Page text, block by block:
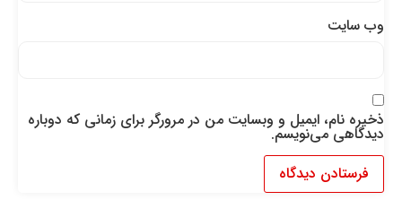
وب‌ سایت
ذخیره نام، ایمیل و وبسایت من در مرورگر برای زمانی که دوباره
دیدگاهی می‌نویسم.